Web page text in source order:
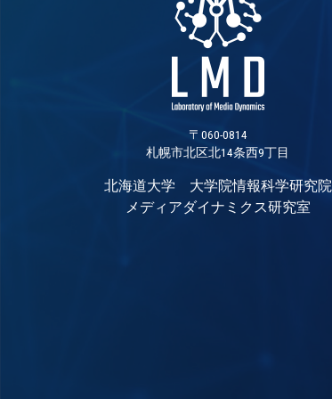
〒060-0814
札幌市北区北14条西9丁目
北海道大学 大学院情報科学研究院
メディアダイナミクス研究室